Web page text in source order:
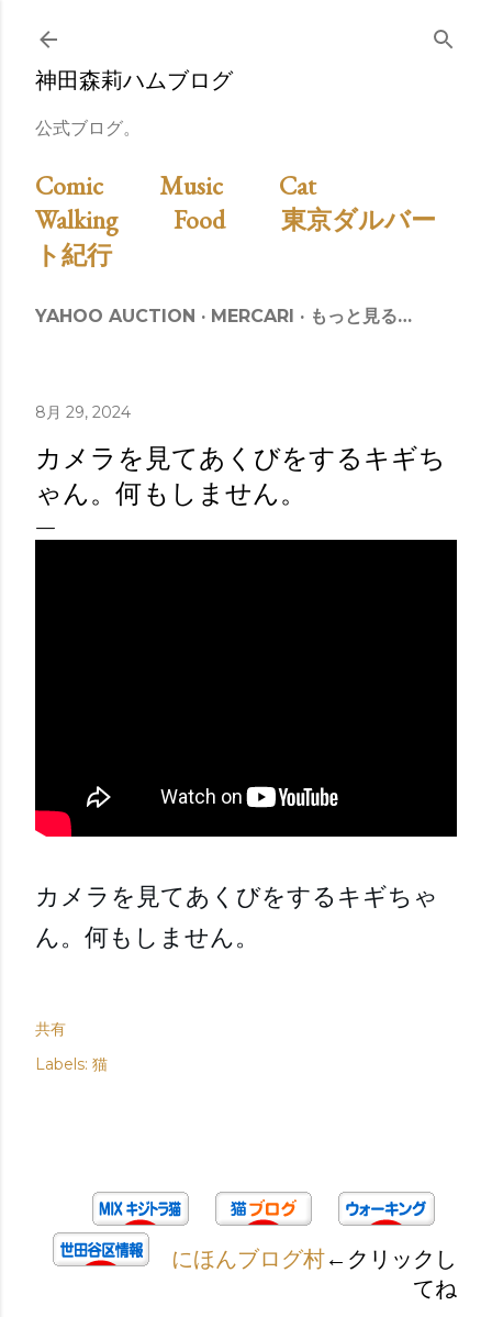
スキップしてメイン コンテンツに移動
神田森莉ハムブログ
公式ブログ。
Comic Music
Cat
Walking
Food
東京ダルバー
ト紀行
YAHOO AUCTION MERCARI もっと見る…
8月 29, 2024
カメラを見てあくびをするキギち
ゃん。何もしません。
カメラを見てあくびをするキギちゃ
ん。何もしません。
共有
Labels: 猫
にほんブログ村←クリックし
てね